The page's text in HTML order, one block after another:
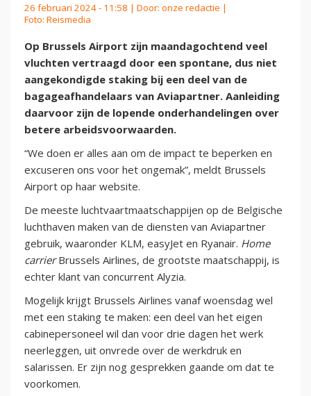
26 februari 2024 - 11:58 | Door: onze redactie |
Foto: Reismedia
Op Brussels Airport zijn maandagochtend veel
vluchten vertraagd door een spontane, dus niet
aangekondigde staking bij een deel van de
bagageafhandelaars van Aviapartner. Aanleiding
daarvoor zijn de lopende onderhandelingen over
betere arbeidsvoorwaarden.
“We doen er alles aan om de impact te beperken en
excuseren ons voor het ongemak”, meldt Brussels
Airport op haar website.
De meeste luchtvaartmaatschappijen op de Belgische
luchthaven maken van de diensten van Aviapartner
gebruik, waaronder KLM, easyJet en Ryanair. Home
carrierBrussels Airlines, de grootste maatschappij, is
echter klant van concurrent Alyzia.
Mogelijk krijgt Brussels Airlines vanaf woensdag wel
met een staking te maken: een deel van het eigen
cabinepersoneel wil dan voor drie dagen het werk
neerleggen, uit onvrede over de werkdruk en
salarissen. Er zijn nog gesprekken gaande om dat te
voorkomen.